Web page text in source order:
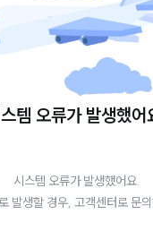
템 오류가 발생했어
시스템 오류가 발생했어요.
발생할 경우, 고객센터로 문